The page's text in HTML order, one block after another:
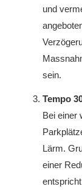
und
sein.
Tempo
Bei einer
Lärm.
einer